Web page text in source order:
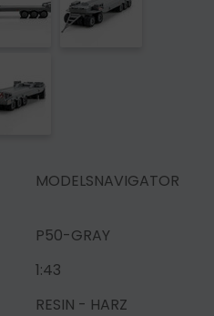
MODELSNAVIGATOR
P50-GRAY
1:43
RESIN - HARZ